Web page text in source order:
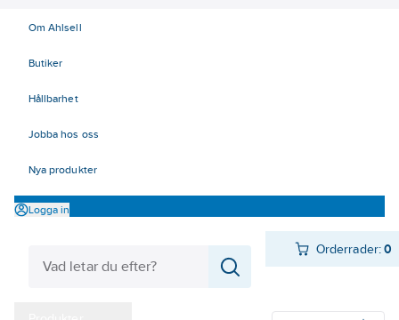
Om Ahlsell
Butiker
Hållbarhet
Jobba hos oss
Nya produkter
Logga in
Orderrader:0